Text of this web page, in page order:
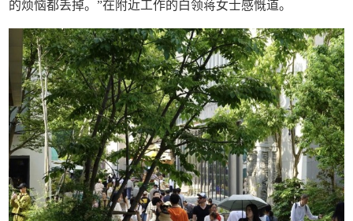
的烦恼都丢掉。”在附近工作的白领蒋女士感慨道。